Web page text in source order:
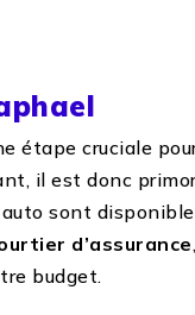
étape cruciale
il est donc
sont
d’assurance
budget.